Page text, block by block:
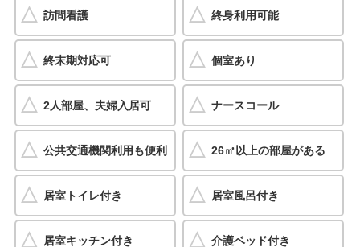
訪問看護 終身利用可能
終末期対応可 個室あり
2人部屋、夫婦入居可 ナースコール
公共交通機関利用も便利 26㎡以上の部屋がある
居室トイレ付き 居室風呂付き
居室キッチン付き 介護ベッド付き